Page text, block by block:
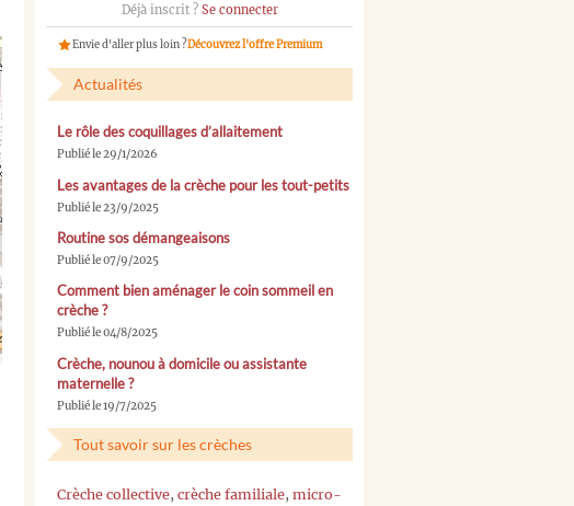
Déjà inscrit ? Se connecter
Envie d'aller plus loin ?Découvrez l'offre Premium
Actualités
Le rôle des coquillages d’allaitement
Publié le 29/1/2026
Les avantages de la crèche pour les tout-petits
Publié le 23/9/2025
Routine sos démangeaisons
Publié le 07/9/2025
Comment bien aménager le coin sommeil en
crèche ?
Publié le 04/8/2025
Crèche, nounou à domicile ou assistante
maternelle ?
Publié le 19/7/2025
Tout savoir sur les crèches
Crèche collective, crèche familiale, micro-